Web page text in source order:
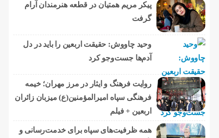
پیکر مریم همتیان در قطعه هنرمندان آرام
گرفت
وحید چاووش: حقیقت اربعین را باید در دل
آدم‌ها جست‌وجو کرد
روایت فرهنگ و ایثار در مرز مهران؛ خیمه
فرهنگی سپاه امیرالمؤمنین(ع) میزبان زائران
اربعین + فیلم
همه ظرفیت‌های سپاه برای خدمت‌رسانی و